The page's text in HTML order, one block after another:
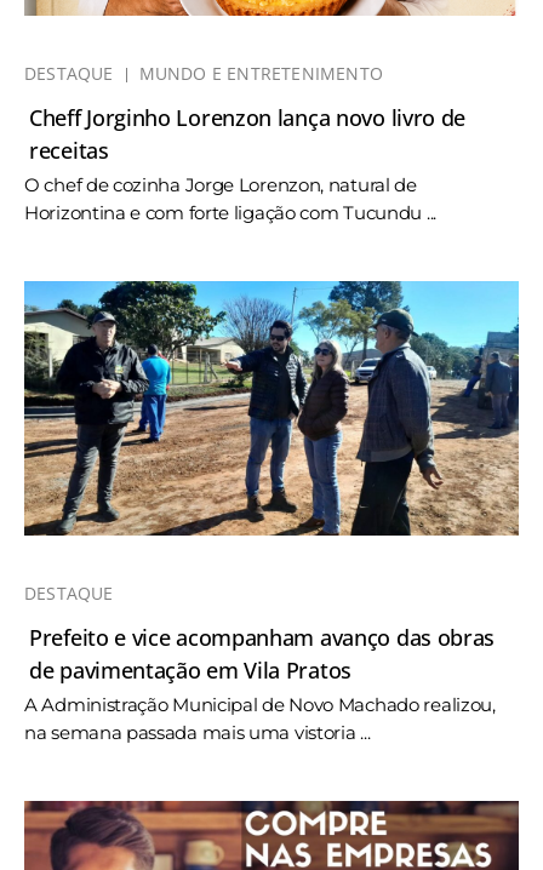
DESTAQUE MUNDO E ENTRETENIMENTO
Cheff Jorginho Lorenzon lança novo livro de
receitas
O chef de cozinha Jorge Lorenzon, natural de
Horizontina e com forte ligação com Tucundu ...
DESTAQUE
Prefeito e vice acompanham avanço das obras
de pavimentação em Vila Pratos
A Administração Municipal de Novo Machado realizou,
na semana passada mais uma vistoria ...